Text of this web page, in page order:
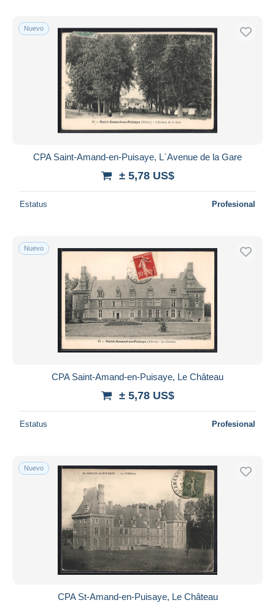
Nuevo
CPA Saint-Amand-en-Puisaye, L`Avenue de la Gare
± 5,78 US$
Estatus Profesional
Nuevo
CPA Saint-Amand-en-Puisaye, Le Château
± 5,78 US$
Estatus Profesional
Nuevo
CPA St-Amand-en-Puisaye, Le Château